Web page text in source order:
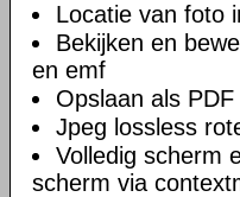
Locatie van foto
Bekijken en
en emf
Opslaan als PDF
Jpeg lossless
Volledig scherm
scherm via